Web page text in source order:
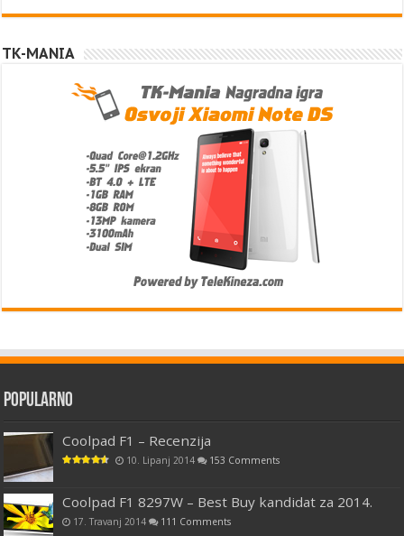
TK-MANIA
Popularno
Coolpad F1 – Recenzija
10. Lipanj 2014 153 Comments
Coolpad F1 8297W – Best Buy kandidat za 2014.
17. Travanj 2014 111 Comments